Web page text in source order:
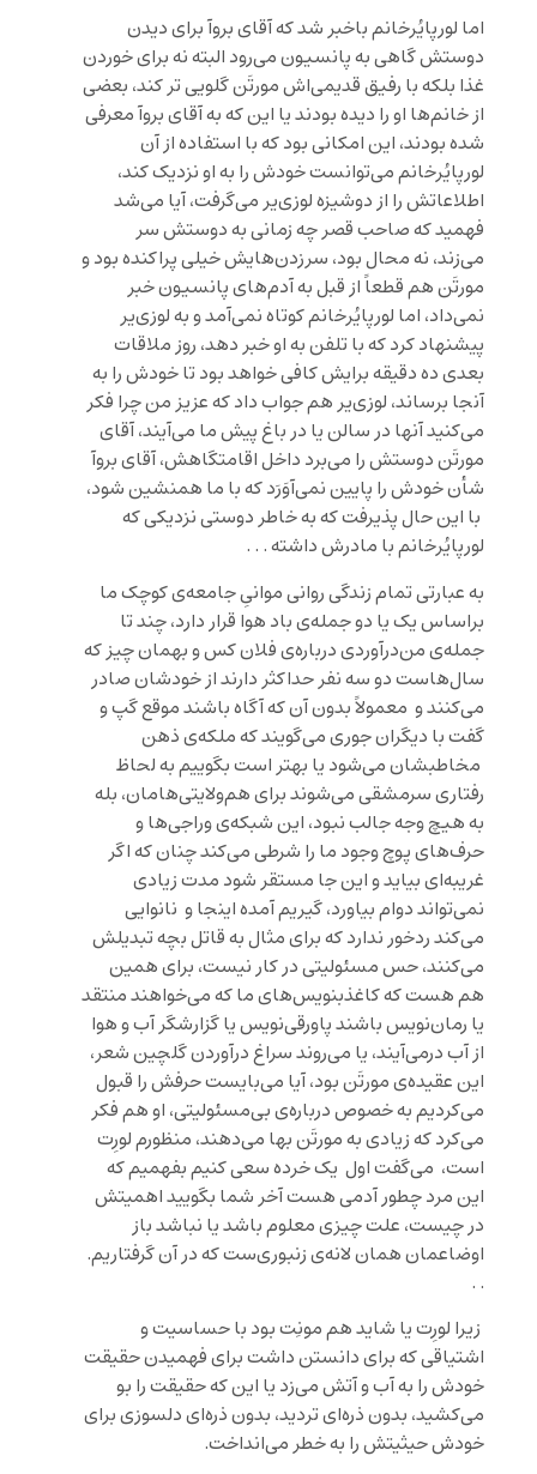
اما لورپایُرخانم باخبر شد که آقای بروآ برای دیدن
دوستش گاهی به پانسیون می‌رود البته نه برای خوردن
غذا بلکه با رفیق قدیمی‌اش مورتَن گلویی تر کند، بعضی
از خانم‌ها او را دیده بودند یا این که به آقای بروآ معرفی
شده بودند، این امکانی بود که با استفاده از آن
لورپایُرخانم می‌توانست خودش را به او نزدیک کند،
اطلاعاتش را از دوشیزه لوزی‌یر می‌گرفت، آیا می‌شد
فهمید که صاحب قصر چه زمانی به دوستش سر
می‌زند، نه محال بود، سرزدن‌هایش خیلی پراکنده بود و
مورتَن هم قطعاً از قبل به آدم‌های پانسیون خبر
نمی‌داد، اما لورپایُرخانم کوتاه نمی‌آمد و به لوزی‌یر
پیشنهاد کرد که با تلفن به او خبر دهد، روز ملاقات
بعدی ده دقیقه برایش کافی خواهد بود تا خودش را به
آنجا برساند، لوزی‌یر هم جواب داد که عزیز من چرا فکر
می‌کنید آنها در سالن یا در باغ پیش ما می‌آیند، آقای
مورتَن دوستش را می‌برد داخل اقامتگاهش، آقای بروآ
شأن خودش را پایین نمی‌آوَرَد که با ما همنشین شود،
با این حال پذیرفت که به خاطر دوستی نزدیکی که
لورپایُرخانم با مادرش داشته . . .
به عبارتی تمام زندگی روانی موانیِ جامعه‌ی کوچک ما
براساس یک یا دو جمله‌ی باد هوا قرار دارد، چند تا
جمله‌ی من‌درآوردی درباره‌ی فلان کس و بهمان چیز که
سال‌هاست دو سه نفر حداکثر دارند از خودشان صادر
می‌کنند و معمولاً بدون آن که آگاه باشند موقع گپ و
گفت با دیگران جوری می‌گویند که ملکه‌ی ذهن
مخاطبشان می‌شود یا بهتر است بگوییم به لحاظ
رفتاری سرمشقی می‌شوند برای هم‌ولایتی‌هامان، بله
به هیچ وجه جالب نبود، این شبکه‌ی وراجی‌ها و
حرف‌های پوچ وجود ما را شرطی می‌کند چنان که اگر
غریبه‌ای بیاید و این جا مستقر شود مدت زیادی
نمی‌تواند دوام بیاورد، گیریم آمده اینجا و نانوایی
می‌کند ردخور ندارد که برای مثال به قاتل بچه تبدیلش
می‌کنند، حس مسئولیتی در کار نیست، برای همین
هم هست که کاغذبنویس‌های ما که می‌خواهند منتقد
یا رمان‌نویس باشند پاورقی‌نویس یا گزارشگر آب و هوا
از آب درمی‌آیند، یا می‌روند سراغ درآوردن گلچین شعر،
این عقیده‌ی مورتَن بود، آیا می‌بایست حرفش را قبول
می‌کردیم به خصوص درباره‌ی بی‌مسئولیتی، او هم فکر
می‌کرد که زیادی به مورتَن بها می‌دهند، منظورم لورِت
است، می‌گفت اول یک خرده سعی کنیم بفهمیم که
این مرد چطور آدمی هست آخر شما بگویید اهمیتش
در چیست، علت چیزی معلوم باشد یا نباشد باز
اوضاعمان همان لانه‌ی زنبوری‌ست که در آن گرفتاریم.
. .
زیرا لورِت یا شاید هم مونِت بود با حساسیت و
اشتیاقی که برای دانستن داشت برای فهمیدن حقیقت
خودش را به آب و آتش می‌زد یا این که حقیقت را بو
می‌کشید، بدون ذره‌ای تردید، بدون ذره‌ای دلسوزی برای
خودش حیثیتش را به خطر می‌انداخت.